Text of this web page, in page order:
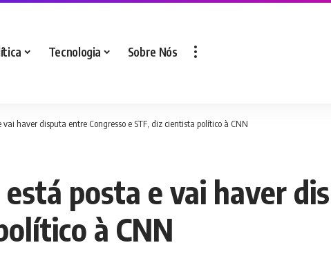
Tecnologia Sobre Nós
haver disputa entre Congresso e STF, diz cientista político à CNN
posta e vai haver
à CNN